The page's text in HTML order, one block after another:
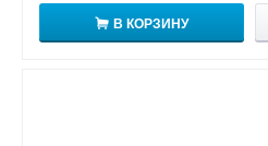
В КОРЗИНУ